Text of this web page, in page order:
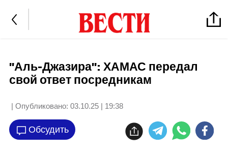
"Аль-Джазира": ХАМАС передал
свой ответ посредникам
| Опубликовано: 03.10.25 | 19:38
Обсудить